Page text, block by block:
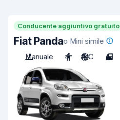
Conducente aggiuntivo gratuito
Fiat Pandao Mini simile
Manuale
4 A/C 4